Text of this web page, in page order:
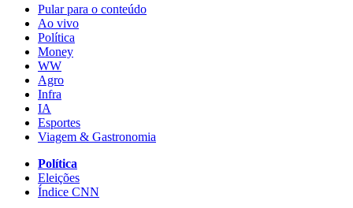
Pular para o conteúdo
Ao vivo
Política
Money
WW
Agro
Infra
IA
Esportes
Viagem & Gastronomia
Política
Eleições
Índice CNN